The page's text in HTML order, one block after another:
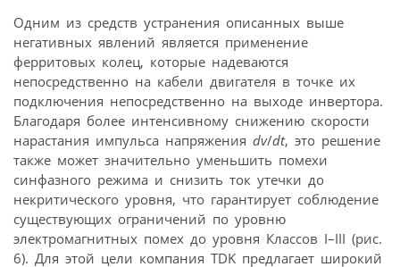
Одним из средств устранения описанных выше
негативных явлений является применение
ферритовых колец, которые надеваются
непосредственно на кабели двигателя в точке их
подключения непосредственно на выходе инвертора.
Благодаря более интенсивному снижению скорости
нарастания импульса напряжения dv/dt, это решение
также может значительно уменьшить помехи
синфазного режима и снизить ток утечки до
некритического уровня, что гарантирует соблюдение
существующих ограничений по уровню
электромагнитных помех до уровня Классов I–III (рис.
6). Для этой цели компания TDK предлагает широкий